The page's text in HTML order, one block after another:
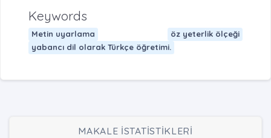
Keywords
Metin uyarlama
öz yeterlik ölçeği
yabancı dil olarak Türkçe öğretimi.
MAKALE İSTATİSTİKLERİ